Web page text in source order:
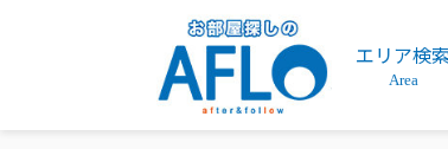
エリア検索
Area